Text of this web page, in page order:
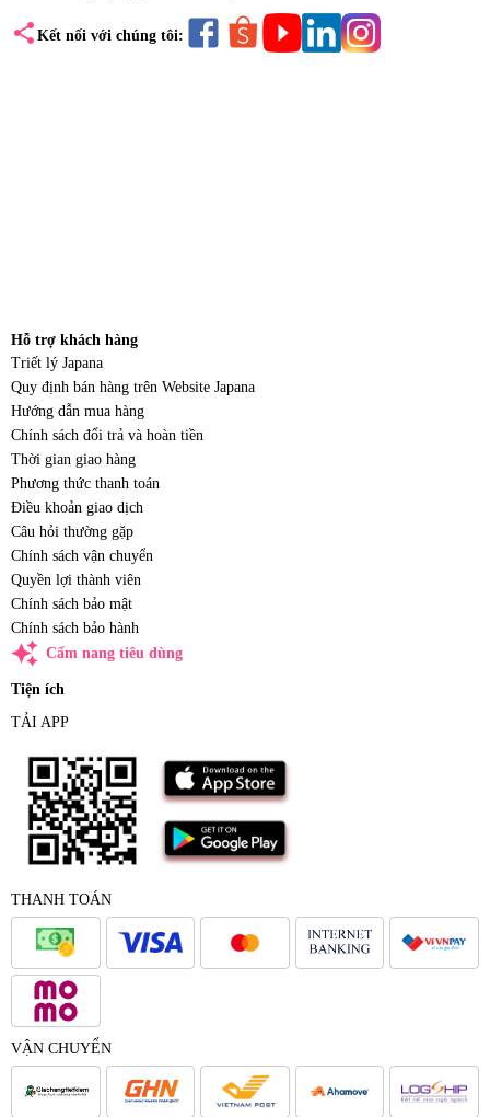
share Kết nối với chúng tôi:
Hỗ trợ khách hàng
Triết lý Japana
Quy định bán hàng trên Website Japana
Hướng dẫn mua hàng
Chính sách đổi trả và hoàn tiền
Thời gian giao hàng
Phương thức thanh toán
Điều khoản giao dịch
Câu hỏi thường gặp
Chính sách vận chuyển
Quyền lợi thành viên
Chính sách bảo mật
Chính sách bảo hành
auto_awesome Cẩm nang tiêu dùng
Tiện ích
TẢI APP
THANH TOÁN
VẬN CHUYỂN